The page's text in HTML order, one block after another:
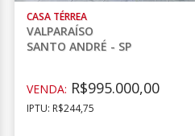
CASA TÉRREA
VALPARAÍSO
SANTO ANDRÉ - SP
VENDA: R$995.000,00
IPTU: R$244,75